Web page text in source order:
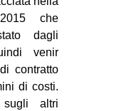
che
dagli
venir
contratto
di costi.
altri